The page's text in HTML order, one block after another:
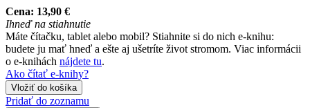
Cena: 13,90 €
Ihneď na stiahnutie
Máte čítačku, tablet alebo mobil? Stiahnite si do nich e-knihu:
budete ju mať hneď a ešte aj ušetríte život stromom. Viac informácii
o e-knihách nájdete tu.
Ako čítať e-knihy?
Vložiť do košíka
Pridať do zoznamu